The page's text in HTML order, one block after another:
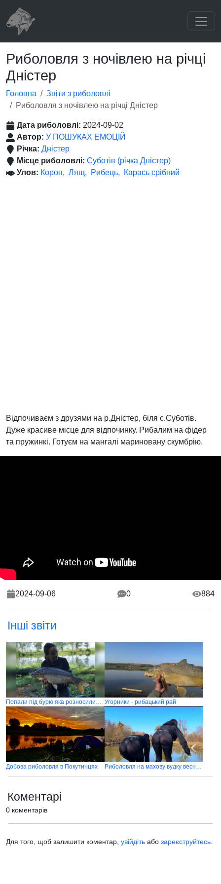
Риболовля з ночівлею на річці
Дністер
Головна
Звіти з риболовлі
Риболовля з ночівлею на річці Дністер
Дата риболовлі: 2024-09-02
Автор: У ПОШУКАХ ЕМОЦІЙ
Річка: Дністер
Місце риболовлі: Суботів (річка Дністер)
Улов: Короп Лящ Рибець Карась срібний
Відпочиваєм з друзями на р.Дністер, біля с.Суботів.
Дуже красиве місце для відпочинку. Рибалим на фідер
та пружинкі. Готуєм на мангалі мариновану скумбрію.
2024-09-06 0 884
Інші звіти
Попали під бурю яка розносилила усе довкола Угорники - рибацький рай
Добова риболовля в Покутинцях Риболовля на махову вудку весною, ловля карася
Коментарі
0 коментарів
Для того, щоб залишити коментар, увійдіть або зареєструйтесь